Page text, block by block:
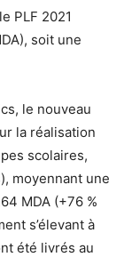
PLF 2021
soit une
le nouveau
la réalisation
scolaires,
moyennant une
MDA (+76 %
s’élevant à
été livrés au